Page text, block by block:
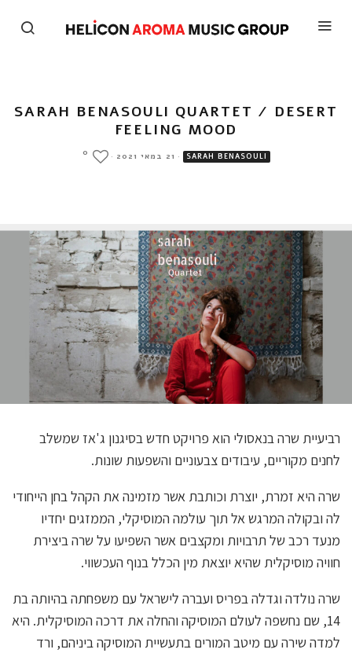
SARAH BENASOULI QUARTET / DESERT
FEELING MOOD
SARAH BENASOULI
· 21 במאי 2021 ·
0
רביעיית שרה בנאסולי הוא פרויקט חדש בסיגנון ג'אז שמשלב
לחנים מקוריים, עיבודים צבעוניים והשפעות שונות.
שרה היא זמרת, יוצרת וכותבת אשר מזמינה את הקהל בחן הייחודי
לה ובקולה המרגש אל תוך עולמה המוסיקלי, הממזגים יחדיו
מנעד רכב של תרבויות ומקצבים אשר השפיעו על שרה ביצירת
חוויה מוסיקלית שהיא יוצאת מין הכלל בנוף העכשווי.
שרה נולדה וגדלה בפריס ועברה לישראל עם משפחתה בהיותה בת
14, שם נחשפה לעולם המוסיקה והחלה את דרכה המוסיקלית. היא
למדה שירה עם מיטב המורים בתעשיית המוסיקה ביניהם, ורד